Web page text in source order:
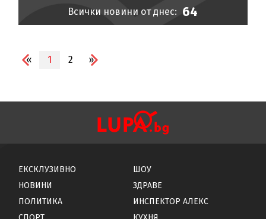
Всички новини от днес: 64
« 1 2 »
ЕКСКЛУЗИВНО
НОВИНИ
ПОЛИТИКА
ШОУ
ЗДРАВЕ
ИНСПЕКТОР АЛЕКС